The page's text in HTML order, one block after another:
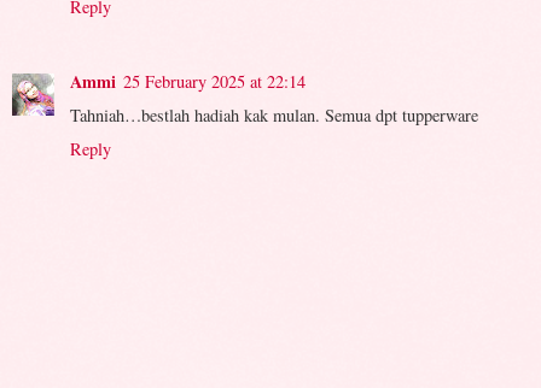
Reply
Ammi 25 February 2025 at 22:14
Tahniah…bestlah hadiah kak mulan. Semua dpt tupperware
Reply